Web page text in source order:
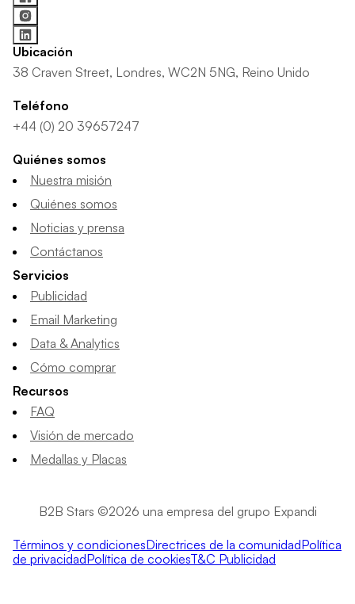
Ubicación
38 Craven Street, Londres, WC2N 5NG, Reino Unido
Teléfono
+44 (0) 20 39657247
Quiénes somos
Nuestra misión
Quiénes somos
Noticias y prensa
Contáctanos
Servicios
Publicidad
Email Marketing
Data & Analytics
Cómo comprar
Recursos
FAQ
Visión de mercado
Medallas y Placas
B2B Stars ©2026 una empresa del grupo Expandi
Términos y condicionesDirectrices de la comunidadPolítica
de privacidadPolítica de cookiesT&C Publicidad